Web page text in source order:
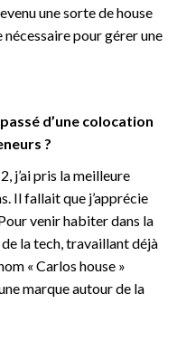
une sorte de house
nécessaire pour gérer une
d’une colocation
?
j’ai pris la meilleure
Il fallait que j’apprécie
venir habiter dans la
la tech, travaillant déjà
« Carlos house »
marque autour de la